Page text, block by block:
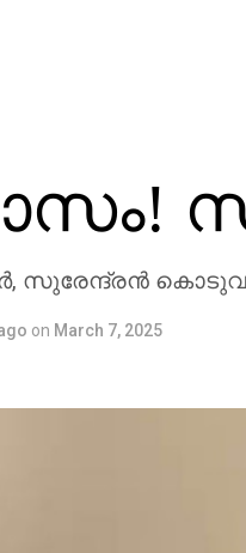
on March 7, 2025